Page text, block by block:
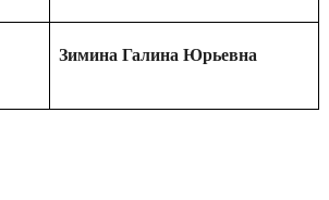
Зимина Галина Юрьевна